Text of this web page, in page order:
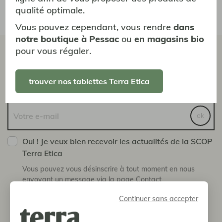
Continuer sans accepter
maintenir l'agriculture
paysanne
la newsletter
équitable
Oui ! Je veux bien recevoir les actualités de la SCOP
Terra Etica
Vous pouvez vous désinscrire à tout moment en nous
envoyant un message via la page Contact
ok
boutique
qualité optimale.
Vous pouvez cependant, vous rendredans
notre boutique à Pessac ouen magasins bio
pour vous régaler.
trouver nos tablettes Terra Etica